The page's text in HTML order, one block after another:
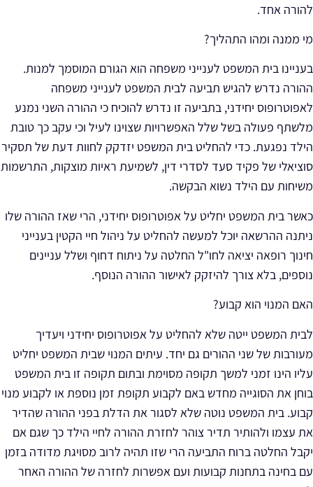
להורה אחד.
מי ממנה ומהו התהליך?
בעניינו בית המשפט לענייני משפחה הוא הגורם המוסמך למנות.
ההורה נדרש להגיש תביעה לבית המשפט לענייני משפחה
לאפוטרופוס יחידני, בתביעה זו נדרש להוכיח כי ההורה השני נמנע
מלשתף פעולה בשל שלל האפשרויות שצוינו לעיל וכי עקב כך טובת
הילד נפגעת. כדי להחליט בית המשפט יזדקק לחוות דעת של תסקיר
סוציאלי של פקיד סעד לסדרי דין, לשמיעת ראיות מוצקות, התרשמות
משיחות עם הילד נשוא הבקשה.
כאשר בית המשפט יחליט על אפוטרופוס יחידני, הרי שאז ההורה שלו
ניתנה ההרשאה יוכל למעשה להחליט על ניהול חיי הקטין בענייני
חינוך רופאה יציאה לחו"ל החלטה על ניתוח דחוף ושלל עניינים
נוספים, בלא צורך להיזקק לאישור ההורה הנוסף.
האם המנוי הוא קבוע?
לבית המשפט ייטה שלא להחליט על אפוטרופוס יחידני ויעדיך
מעורבות של שני ההורים גם יחד. עיתים המנוי שבית המשפט יחליט
עליו הינו זמני למשך תקופה מסוימת ובתום תקופה זו בית המשפט
בוחן את הסוגייה מחדש באם לקבוע תקופת זמן נוספת או לקבוע מנוי
קבוע. בית המשפט נוטה שלא לסגור את הדלת בפני ההורה שהדיר
את עצמו ולהותיר תדיר צוהר לחזרת ההורה לחיי הילד כך שגם אם
יקבל החלטה ברוח התביעה הרי שזו תהיה לרוב מסויגת מדודה בזמן
עם בחינה בתחנות קבועות ועם אפשרות לחזרה של ההורה האחר